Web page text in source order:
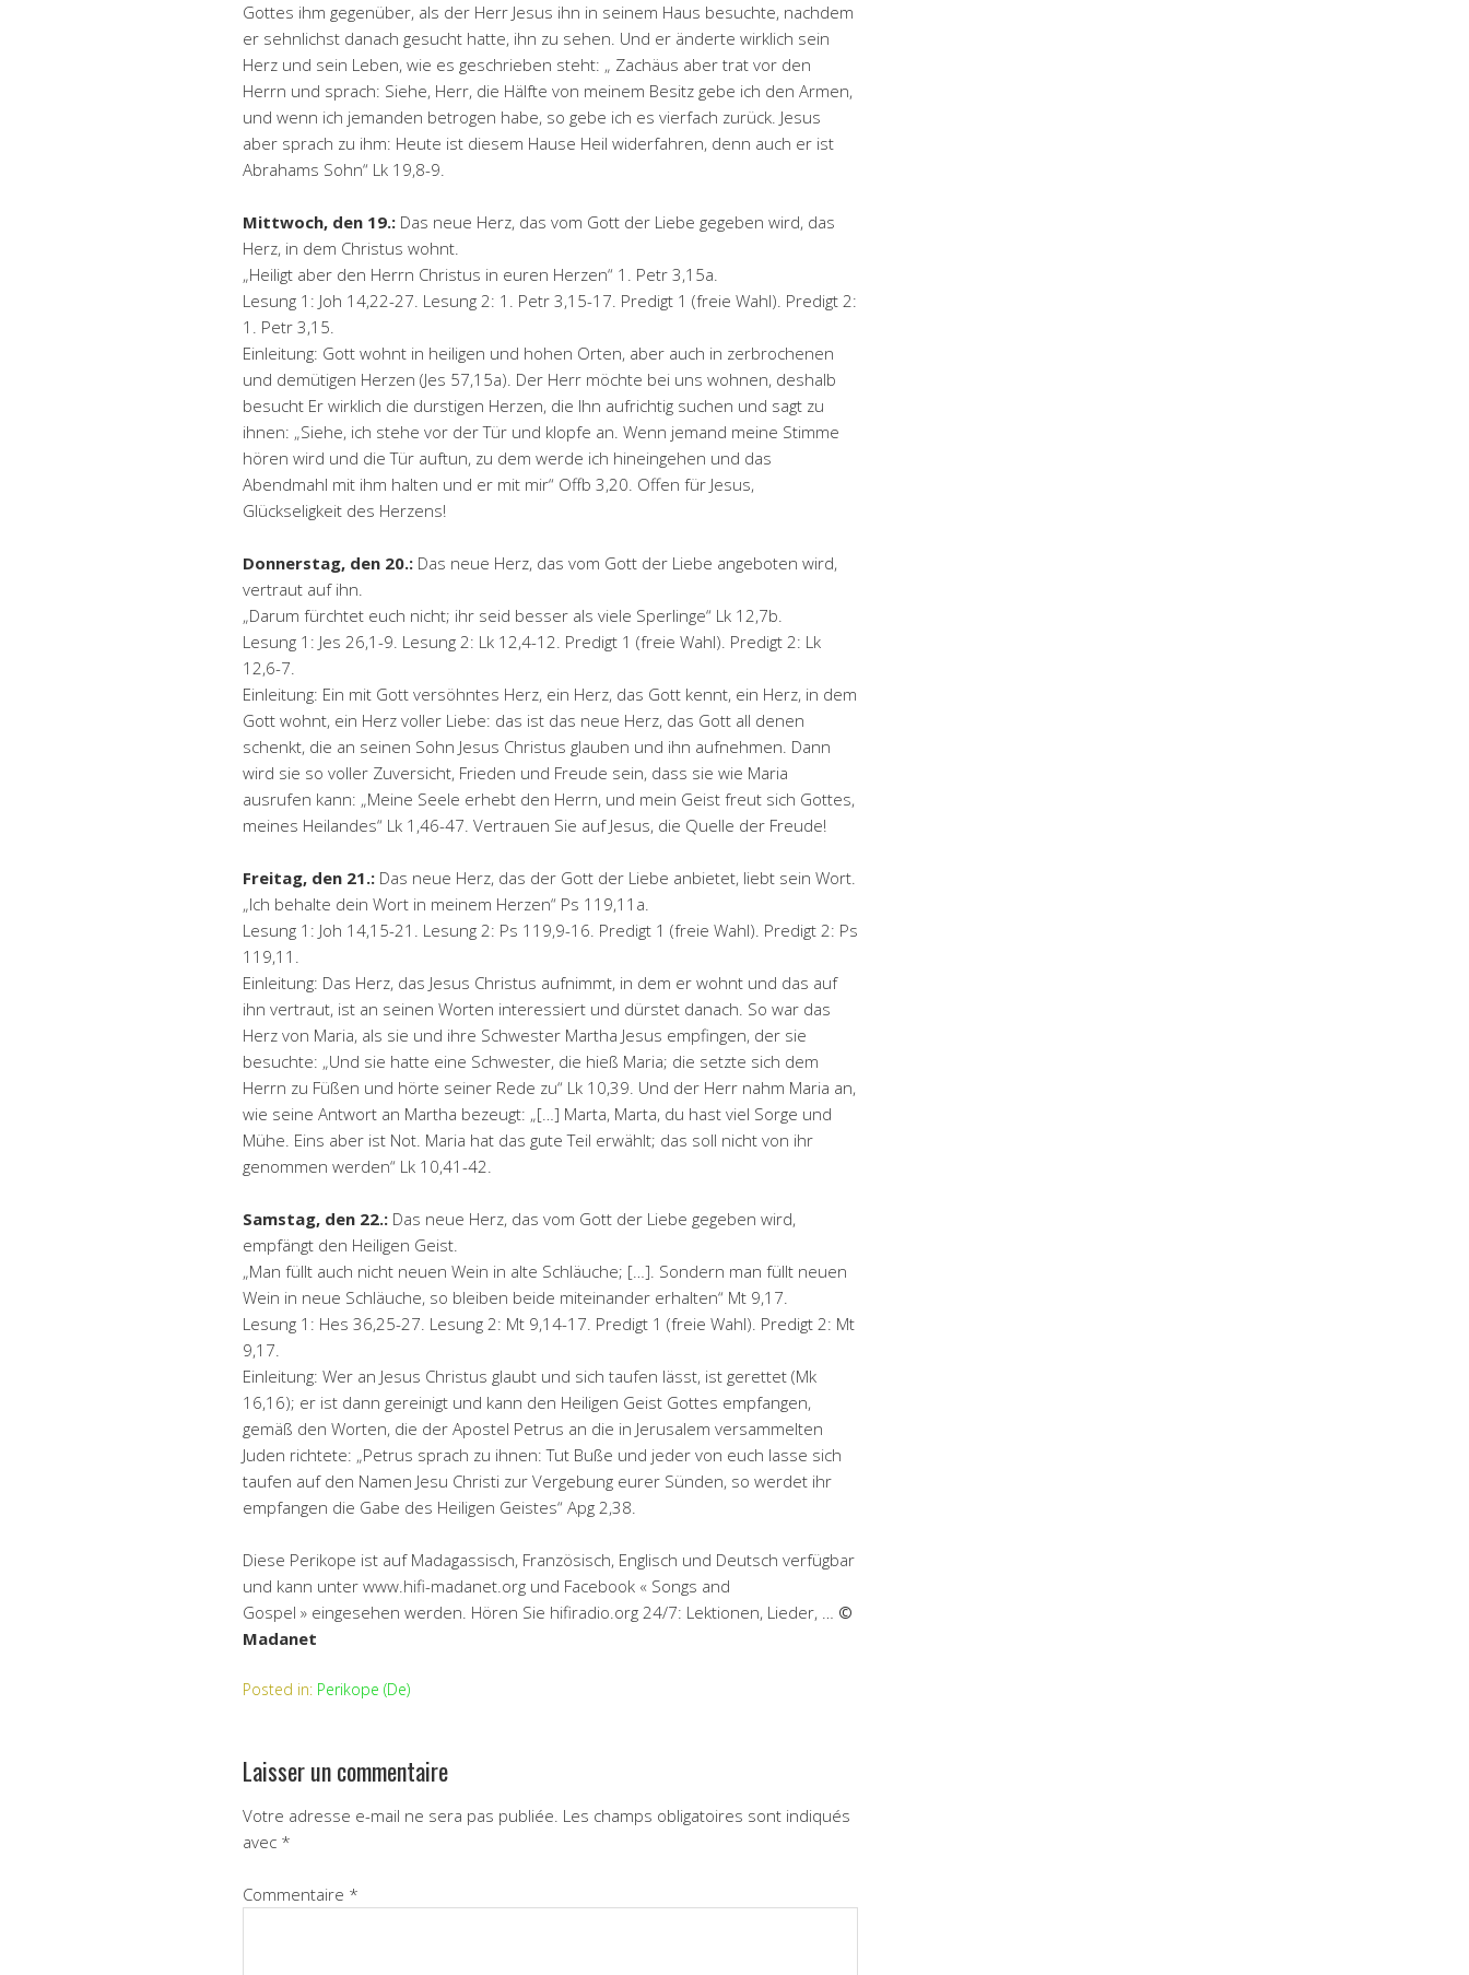
Gottes ihm gegenüber, als der Herr Jesus ihn in seinem Haus besuchte, nachdem
er sehnlichst danach gesucht hatte, ihn zu sehen. Und er änderte wirklich sein
Herz und sein Leben, wie es geschrieben steht: „ Zachäus aber trat vor den
Herrn und sprach: Siehe, Herr, die Hälfte von meinem Besitz gebe ich den Armen,
und wenn ich jemanden betrogen habe, so gebe ich es vierfach zurück. Jesus
aber sprach zu ihm: Heute ist diesem Hause Heil widerfahren, denn auch er ist
Abrahams Sohn“ Lk 19,8-9.
Mittwoch, den 19.: Das neue Herz, das vom Gott der Liebe gegeben wird, das
Herz, in dem Christus wohnt.
„Heiligt aber den Herrn Christus in euren Herzen“ 1. Petr 3,15a.
Lesung 1: Joh 14,22-27. Lesung 2: 1. Petr 3,15-17. Predigt 1 (freie Wahl). Predigt 2:
1. Petr 3,15.
Einleitung: Gott wohnt in heiligen und hohen Orten, aber auch in zerbrochenen
und demütigen Herzen (Jes 57,15a). Der Herr möchte bei uns wohnen, deshalb
besucht Er wirklich die durstigen Herzen, die Ihn aufrichtig suchen und sagt zu
ihnen: „Siehe, ich stehe vor der Tür und klopfe an. Wenn jemand meine Stimme
hören wird und die Tür auftun, zu dem werde ich hineingehen und das
Abendmahl mit ihm halten und er mit mir“ Offb 3,20. Offen für Jesus,
Glückseligkeit des Herzens!
Donnerstag, den 20.: Das neue Herz, das vom Gott der Liebe angeboten wird,
vertraut auf ihn.
„Darum fürchtet euch nicht; ihr seid besser als viele Sperlinge“ Lk 12,7b.
Lesung 1: Jes 26,1-9. Lesung 2: Lk 12,4-12. Predigt 1 (freie Wahl). Predigt 2: Lk
12,6-7.
Einleitung: Ein mit Gott versöhntes Herz, ein Herz, das Gott kennt, ein Herz, in dem
Gott wohnt, ein Herz voller Liebe: das ist das neue Herz, das Gott all denen
schenkt, die an seinen Sohn Jesus Christus glauben und ihn aufnehmen. Dann
wird sie so voller Zuversicht, Frieden und Freude sein, dass sie wie Maria
ausrufen kann: „Meine Seele erhebt den Herrn, und mein Geist freut sich Gottes,
meines Heilandes“ Lk 1,46-47. Vertrauen Sie auf Jesus, die Quelle der Freude!
Freitag, den 21.: Das neue Herz, das der Gott der Liebe anbietet, liebt sein Wort.
„Ich behalte dein Wort in meinem Herzen“ Ps 119,11a.
Lesung 1: Joh 14,15-21. Lesung 2: Ps 119,9-16. Predigt 1 (freie Wahl). Predigt 2: Ps
119,11.
Einleitung: Das Herz, das Jesus Christus aufnimmt, in dem er wohnt und das auf
ihn vertraut, ist an seinen Worten interessiert und dürstet danach. So war das
Herz von Maria, als sie und ihre Schwester Martha Jesus empfingen, der sie
besuchte: „Und sie hatte eine Schwester, die hieß Maria; die setzte sich dem
Herrn zu Füßen und hörte seiner Rede zu“ Lk 10,39. Und der Herr nahm Maria an,
wie seine Antwort an Martha bezeugt: „[…] Marta, Marta, du hast viel Sorge und
Mühe. Eins aber ist Not. Maria hat das gute Teil erwählt; das soll nicht von ihr
genommen werden“ Lk 10,41-42.
Samstag, den 22.: Das neue Herz, das vom Gott der Liebe gegeben wird,
empfängt den Heiligen Geist.
„Man füllt auch nicht neuen Wein in alte Schläuche; […]. Sondern man füllt neuen
Wein in neue Schläuche, so bleiben beide miteinander erhalten“ Mt 9,17.
Lesung 1: Hes 36,25-27. Lesung 2: Mt 9,14-17. Predigt 1 (freie Wahl). Predigt 2: Mt
9,17.
Einleitung: Wer an Jesus Christus glaubt und sich taufen lässt, ist gerettet (Mk
16,16); er ist dann gereinigt und kann den Heiligen Geist Gottes empfangen,
gemäß den Worten, die der Apostel Petrus an die in Jerusalem versammelten
Juden richtete: „Petrus sprach zu ihnen: Tut Buße und jeder von euch lasse sich
taufen auf den Namen Jesu Christi zur Vergebung eurer Sünden, so werdet ihr
empfangen die Gabe des Heiligen Geistes“ Apg 2,38.
Diese Perikope ist auf Madagassisch, Französisch, Englisch und Deutsch verfügbar
und kann unter www.hifi-madanet.org und Facebook « Songs and
Gospel » eingesehen werden. Hören Sie hifiradio.org 24/7: Lektionen, Lieder, … ©
Madanet
Posted in: Perikope (De)
Laisser un commentaire
Votre adresse e-mail ne sera pas publiée. Les champs obligatoires sont indiqués
avec *
Commentaire *